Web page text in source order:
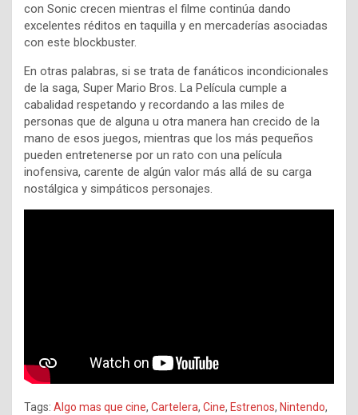
con Sonic crecen mientras el filme continúa dando
excelentes réditos en taquilla y en mercaderías asociadas
con este blockbuster.
En otras palabras, si se trata de fanáticos incondicionales
de la saga, Super Mario Bros. La Película cumple a
cabalidad respetando y recordando a las miles de
personas que de alguna u otra manera han crecido de la
mano de esos juegos, mientras que los más pequeños
pueden entretenerse por un rato con una película
inofensiva, carente de algún valor más allá de su carga
nostálgica y simpáticos personajes.
Tags: Algo mas que cine, Cartelera, Cine, Estrenos, Nintendo,